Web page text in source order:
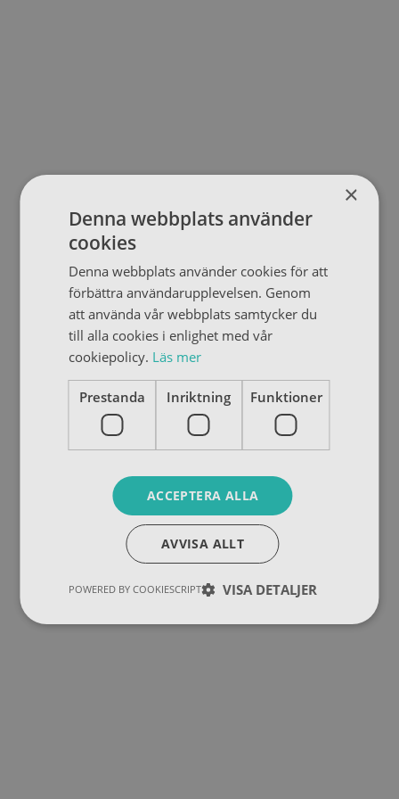
×
Denna webbplats använder
cookies
Denna webbplats använder cookies för att
förbättra användarupplevelsen. Genom
att använda vår webbplats samtycker du
till alla cookies i enlighet med vår
cookiepolicy. Läs mer
Prestanda Inriktning Funktioner
ACCEPTERA ALLA
AVVISA ALLT
VISA DETALJER
POWERED BY COOKIESCRIPT